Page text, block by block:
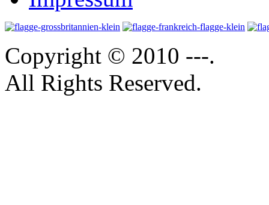
Copyright © 2010 ---.
All Rights Reserved.